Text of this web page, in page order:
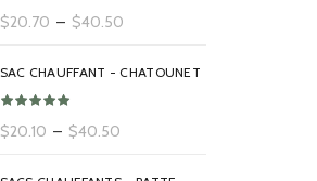
$20.70 – $40.50Plage
prix :
SAC CHAUFFANT - CHATOUNET
$20.10 – $40.50Plage